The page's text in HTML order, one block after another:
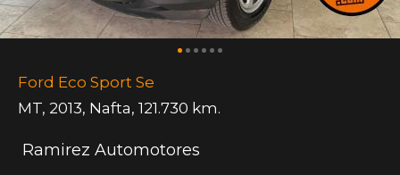
Ford Eco Sport Se
MT, 2013, Nafta, 121.730 km.
Ramirez Automotores